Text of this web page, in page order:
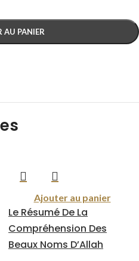
AU PANIER
Ajouter au panier
Le Résumé De La
Compréhension Des
Beaux Noms D’Allah